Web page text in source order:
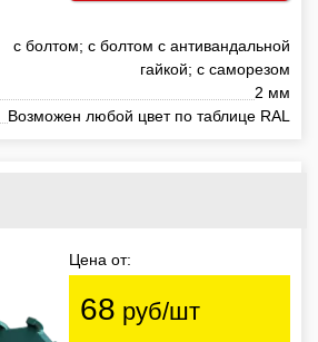
с болтом; с болтом с антивандальной
гайкой; с саморезом
2 мм
Возможен любой цвет по таблице RAL
Цена от:
68 руб/шт